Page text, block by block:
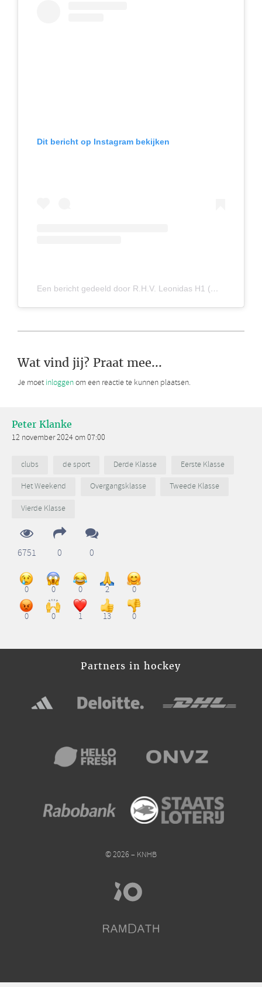
Dit bericht op Instagram bekijken
Een bericht gedeeld door R.H.V. Leonidas H1 (@leonidasheren1)
Wat vind jij? Praat mee...
Je moet inloggenom een reactie te kunnen plaatsen.
Peter Klanke
12 november 2024 om 07:00
clubs de sport Derde Klasse
Eerste Klasse
Het Weekend
Overgangsklasse
Tweede Klasse
Vierde Klasse
6751 0 0
0 0 0 2 0
0 0 1 13 0
Partners in hockey
© 2026 – KNHB